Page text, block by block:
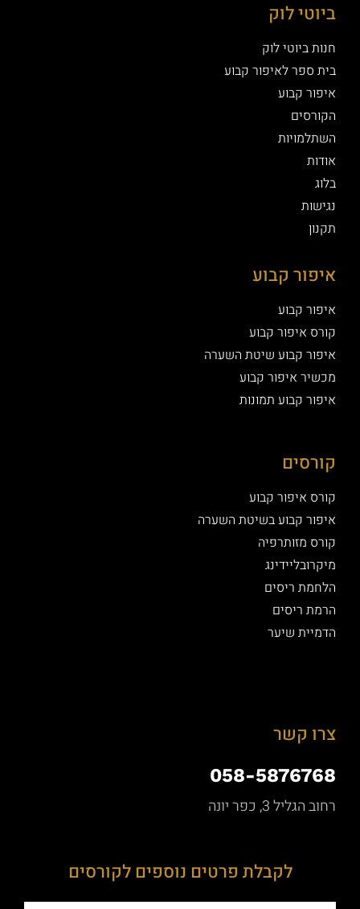
לוק
ביוטי לוק
ספר לאיפור קבוע
קבוע
קבוע
קבוע
איפור קבוע
קבוע שיטת השערה
איפור קבוע
קבוע תמונות
איפור קבוע
קבוע בשיטת השערה
מזותרפיה
ריסים
ריסים
שיער
קשר
058-
3, כפר יונה
לקבלת פרטים נוספים לקורסים